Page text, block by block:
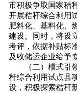
市积极争取国家秸
开展秸秆综合利用
肥料化、基料化、
建设。同时，将设
考评，依据补贴标
及收储运企业给予
（二）模式引领
秆综合利用试点县
设，积极探索秸秆